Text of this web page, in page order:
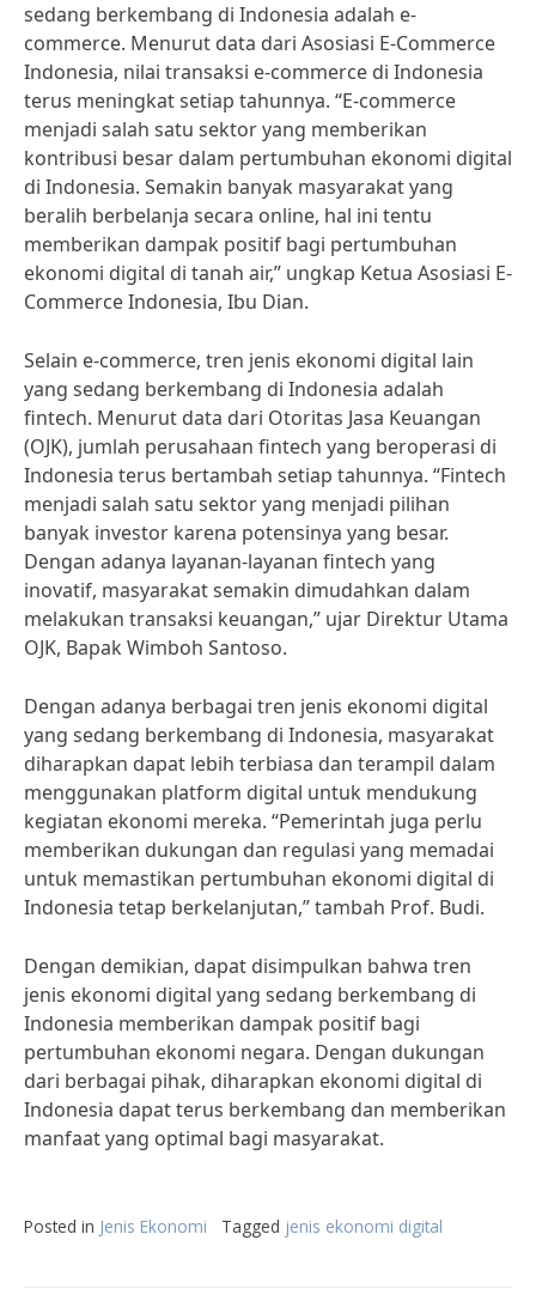
sedang berkembang di Indonesia adalah e-
commerce. Menurut data dari Asosiasi E-Commerce
Indonesia, nilai transaksi e-commerce di Indonesia
terus meningkat setiap tahunnya. “E-commerce
menjadi salah satu sektor yang memberikan
kontribusi besar dalam pertumbuhan ekonomi digital
di Indonesia. Semakin banyak masyarakat yang
beralih berbelanja secara online, hal ini tentu
memberikan dampak positif bagi pertumbuhan
ekonomi digital di tanah air,” ungkap Ketua Asosiasi E-
Commerce Indonesia, Ibu Dian.
Selain e-commerce, tren jenis ekonomi digital lain
yang sedang berkembang di Indonesia adalah
fintech. Menurut data dari Otoritas Jasa Keuangan
(OJK), jumlah perusahaan fintech yang beroperasi di
Indonesia terus bertambah setiap tahunnya. “Fintech
menjadi salah satu sektor yang menjadi pilihan
banyak investor karena potensinya yang besar.
Dengan adanya layanan-layanan fintech yang
inovatif, masyarakat semakin dimudahkan dalam
melakukan transaksi keuangan,” ujar Direktur Utama
OJK, Bapak Wimboh Santoso.
Dengan adanya berbagai tren jenis ekonomi digital
yang sedang berkembang di Indonesia, masyarakat
diharapkan dapat lebih terbiasa dan terampil dalam
menggunakan platform digital untuk mendukung
kegiatan ekonomi mereka. “Pemerintah juga perlu
memberikan dukungan dan regulasi yang memadai
untuk memastikan pertumbuhan ekonomi digital di
Indonesia tetap berkelanjutan,” tambah Prof. Budi.
Dengan demikian, dapat disimpulkan bahwa tren
jenis ekonomi digital yang sedang berkembang di
Indonesia memberikan dampak positif bagi
pertumbuhan ekonomi negara. Dengan dukungan
dari berbagai pihak, diharapkan ekonomi digital di
Indonesia dapat terus berkembang dan memberikan
manfaat yang optimal bagi masyarakat.
Posted in Jenis Ekonomi Tagged jenis ekonomi digital